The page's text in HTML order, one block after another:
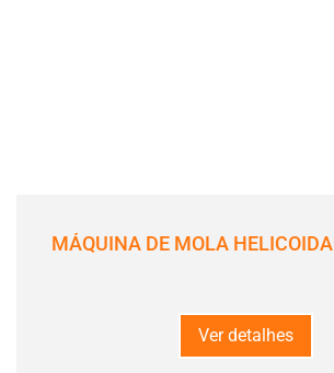
MÁQUINA DE MOLA
Ver detalhes